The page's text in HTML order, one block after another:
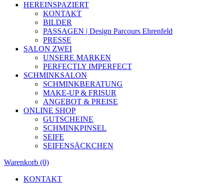
HEREINSPAZIERT
KONTAKT
BILDER
PASSAGEN | Design Parcours Ehrenfeld
PRESSE
SALON ZWEI
UNSERE MARKEN
PERFECTLY IMPERFECT
SCHMINKSALON
SCHMINKBERATUNG
MAKE-UP & FRISUR
ANGEBOT & PREISE
ONLINE SHOP
GUTSCHEINE
SCHMINKPINSEL
SEIFE
SEIFENSÄCKCHEN
Warenkorb (0)
KONTAKT